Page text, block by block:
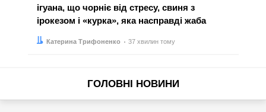
ігуана, що чорніє від стресу, свиня з
ірокезом і «курка», яка насправді жаба
Автор:
Катерина Трифоненко
Дата: 37 хвилин тому
ГОЛОВНІ НОВИНИ